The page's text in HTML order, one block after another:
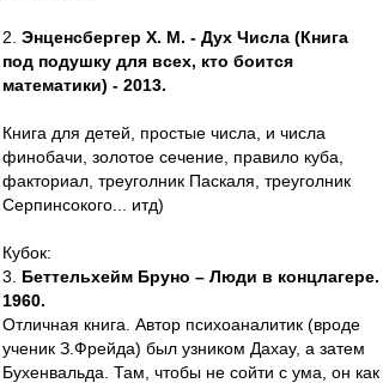
2. Энценсбергер Х. М. - Дух Числа (Книга
под подушку для всех, кто боится
математики) - 2013.
Книга для детей, простые числа, и числа
финобачи, золотое сечение, правило куба,
факториал, треуголник Паскаля, треуголник
Серпинсокого... итд)
Кубок:
3. Беттельхeйм Бруно – Люди в концлагере.
1960.
Отличная книга. Автор психоаналитик (вроде
ученик З.Фрейда) был узником Дахау, а затем
Бухенвальда. Там, чтобы не сойти с ума, он как